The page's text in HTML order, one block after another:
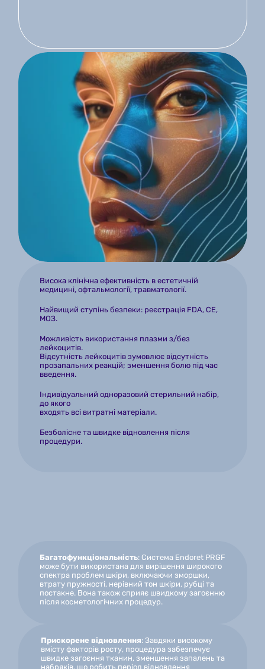
Висока клінічна ефективність в естетичній
медицині, офтальмології, травматології.
Найвищий ступінь безпеки: реєстрація FDA, CE,
МОЗ.
Можливість використання плазми з/без
лейкоцитів.
Відсутність лейкоцитів зумовлює відсутність
прозапальних реакцій; зменшення болю під час
введення.
Індивідуальний одноразовий стерильний набір,
до якого
входять всі витратні матеріали.
Безболісне та швидке відновлення після
процедури.
Багатофункціональність: Система Endoret PRGF
може бути використана для вирішення широкого
спектра проблем шкіри, включаючи зморшки,
втрату пружності, нерівний тон шкіри, рубці та
постакне. Вона також сприяє швидкому загоєнню
після косметологічних процедур.
Прискорене відновлення: Завдяки високому
вмісту факторів росту, процедура забезпечує
швидке загоєння тканин, зменшення запалень та
набряків, що робить період відновлення